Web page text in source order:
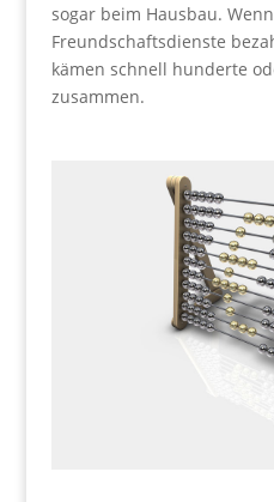
sogar beim Hausbau.
Freundschaftsdienste
kämen schnell hunderte
zusammen.